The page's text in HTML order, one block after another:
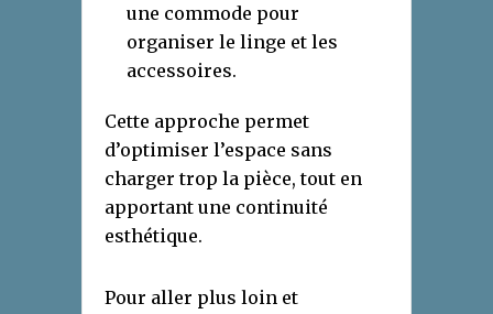
une commode pour
organiser le linge et les
accessoires.
Cette approche permet
d’optimiser l’espace sans
charger trop la pièce, tout en
apportant une continuité
esthétique.
Pour aller plus loin et